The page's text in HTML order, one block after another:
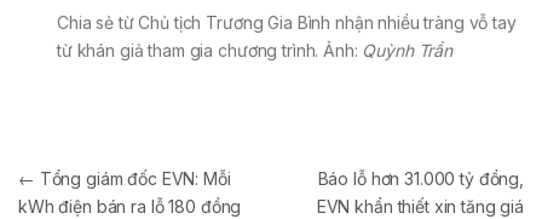
Chia sẻ từ Chủ tịch Trương Gia Bình nhận nhiều tràng vỗ tay
từ khán giả tham gia chương trình. Ảnh: Quỳnh Trần
Điều hướng bài viết
← Tổng giám đốc EVN: Mỗi
kWh điện bán ra lỗ 180 đồng
Báo lỗ hơn 31.000 tỷ đồng,
EVN khẩn thiết xin tăng giá